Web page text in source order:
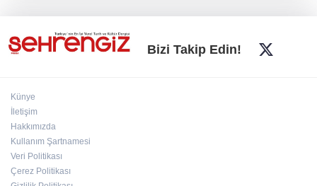
Bursa Büyükşehir'den kırsala tam destek:
Bizi Takip Edin!
Künye
İletişim
Hakkımızda
Kullanım Şartnamesi
Veri Politikası
Çerez Politikası